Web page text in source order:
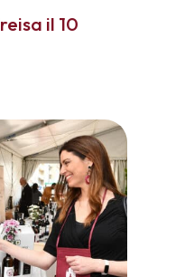
il 10